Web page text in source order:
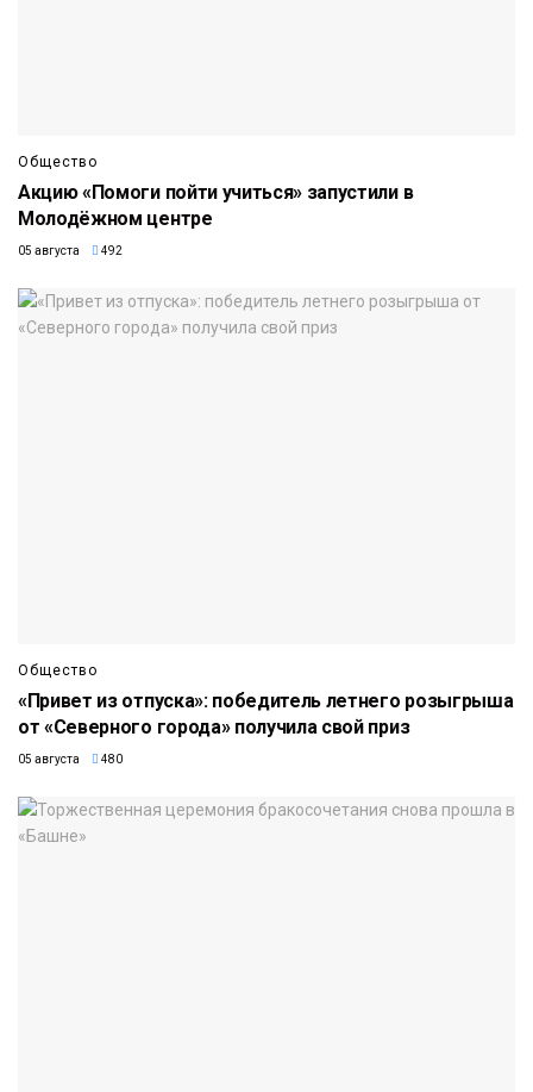
Общество
Акцию «Помоги пойти учиться» запустили в
Молодёжном центре
05 августа 492
Общество
«Привет из отпуска»: победитель летнего розыгрыша
от «Северного города» получила свой приз
05 августа 480